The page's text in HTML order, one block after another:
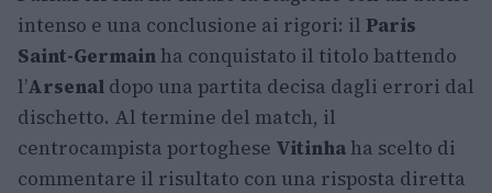
intenso e una conclusione ai rigori: il Paris
Saint-Germain ha conquistato il titolo battendo
l’Arsenal dopo una partita decisa dagli errori dal
dischetto. Al termine del match, il
centrocampista portoghese Vitinha ha scelto di
commentare il risultato con una risposta diretta